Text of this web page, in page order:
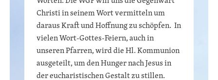
Christi in seinem Wort vermitteln um
daraus Kraft und Hoffnung zu schöpfen. In
vielen Wort-Gottes-Feiern, auch in
unseren Pfarren, wird die Hl. Kommunion
ausgeteilt, um den Hunger nach Jesus in
der eucharistischen Gestalt zu stillen.